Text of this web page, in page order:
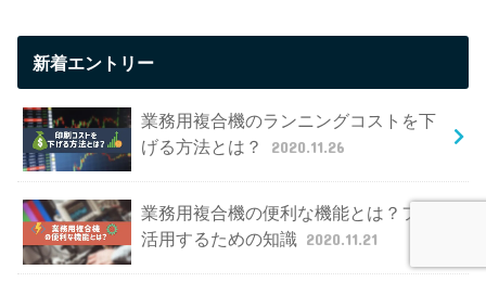
新着エントリー
業務用複合機のランニングコストを下
げる方法とは？
2020.11.26
業務用複合機の便利な機能とは？フル
活用するための知識 2020.11.21